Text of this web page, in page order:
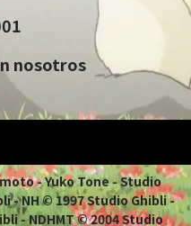
nosotros
- Yuko Tone - Studio
- NH © 1997 Studio Ghibli -
- NDHMT © 2004 Studio